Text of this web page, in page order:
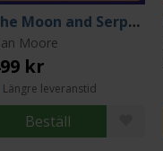
The Moon and Serpent Bumper Book of Magic
Moore
kr
Längre leveranstid
Beställ